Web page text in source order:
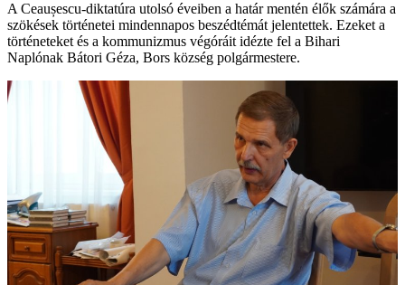
A Ceaușescu-diktatúra utolsó éveiben a határ mentén élők számára a
szökések történetei mindennapos beszédtémát jelentettek. Ezeket a
történeteket és a kommunizmus végóráit idézte fel a Bihari
Naplónak Bátori Géza, Bors község polgármestere.